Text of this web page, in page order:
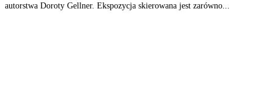
autorstwa Doroty Gellner. Ekspozycja skierowana jest zarówno...